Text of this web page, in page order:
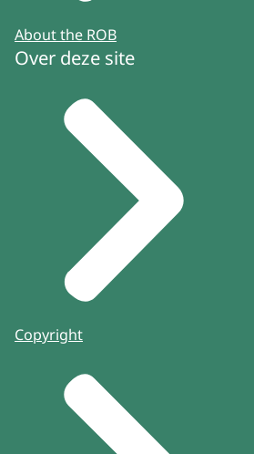
About the ROB
Over deze site
Copyright